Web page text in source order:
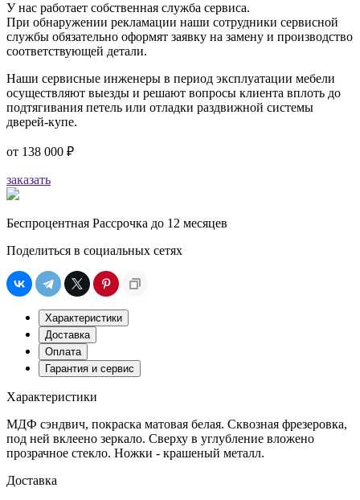
У нас работает собственная служба сервиса.
При обнаружении рекламации наши сотрудники сервисной
службы обязательно оформят заявку на замену и производство
соответствующей детали.
Наши сервисные инженеры в период эксплуатации мебели
осуществляют выезды и решают вопросы клиента вплоть до
подтягивания петель или отладки раздвижной системы
дверей-купе.
от 138 000 ₽
заказать
Беспроцентная Рассрочка до 12 месяцев
Поделиться в социальных сетях
Характеристики
Доставка
Оплата
Гарантия и сервис
Характеристики
МДФ сэндвич, покраска матовая белая. Сквозная фрезеровка,
под ней вклеено зеркало. Сверху в углубление вложено
прозрачное стекло. Ножки - крашеный металл.
Доставка